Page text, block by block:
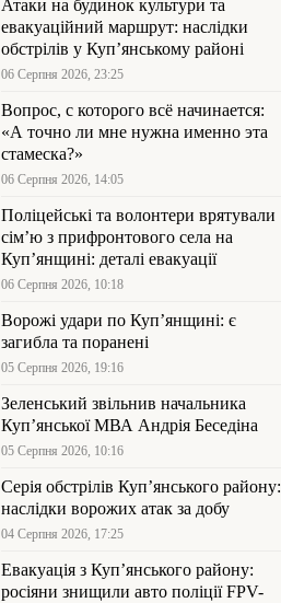
Атаки на будинок культури та
евакуаційний маршрут: наслідки
обстрілів у Куп’янському районі
06 Серпня 2026, 23:25
Вопрос, с которого всё начинается:
«А точно ли мне нужна именно эта
стамеска?»
06 Серпня 2026, 14:05
Поліцейські та волонтери врятували
сім’ю з прифронтового села на
Куп’янщині: деталі евакуації
06 Серпня 2026, 10:18
Ворожі удари по Куп’янщині: є
загибла та поранені
05 Серпня 2026, 19:16
Зеленський звільнив начальника
Купʼянської МВА Андрія Беседіна
05 Серпня 2026, 10:16
Серія обстрілів Куп’янського району:
наслідки ворожих атак за добу
04 Серпня 2026, 17:25
Евакуація з Куп’янського району:
росіяни знищили авто поліції FPV-